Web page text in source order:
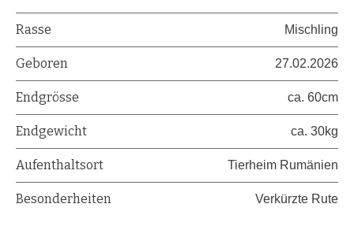
Rasse Mischling
Geboren 27.02.2026
Endgrösse ca. 60cm
Endgewicht ca. 30kg
Aufenthaltsort Tierheim Rumänien
Besonderheiten Verkürzte Rute